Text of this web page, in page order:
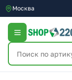
Москва